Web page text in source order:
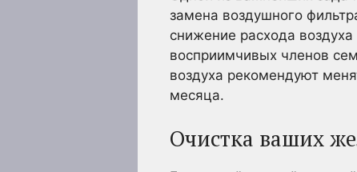
замена воздушного
снижение расхода
восприимчивых членов
воздуха рекомендуют
месяца.
Очистка ваших